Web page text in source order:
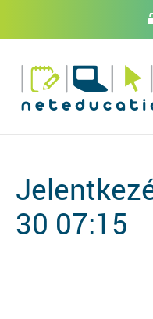
30 07:15